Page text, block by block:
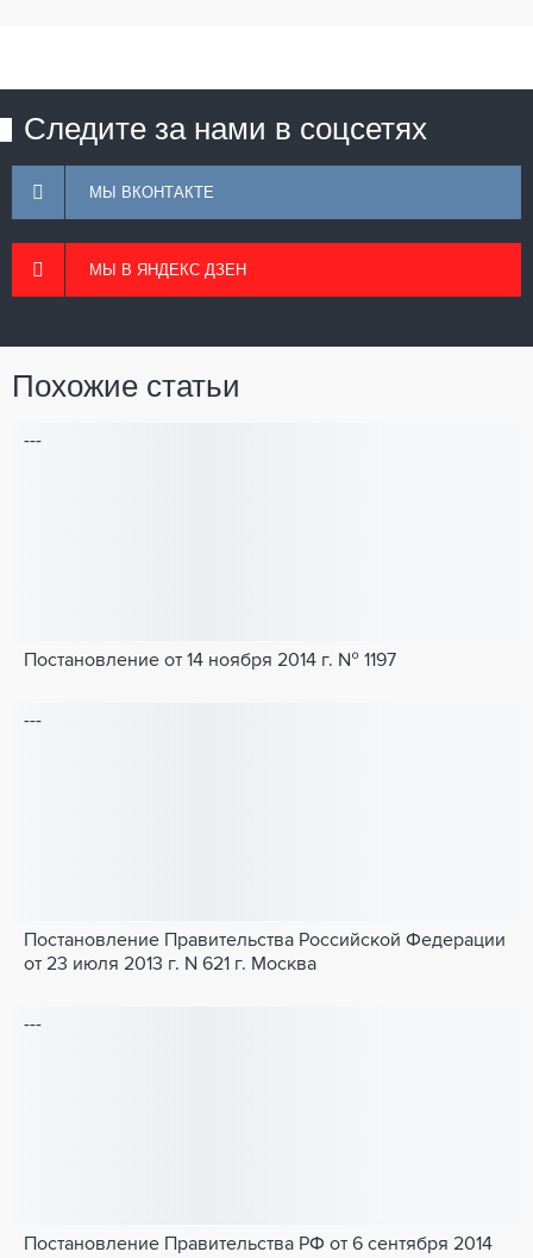
Следите за нами в соцсетях
МЫ ВКОНТАКТЕ
МЫ В ЯНДЕКС ДЗЕН
Похожие статьи
---
Постановление от 14 ноября 2014 г. № 1197
---
Постановление Правительства Российской Федерации
от 23 июля 2013 г. N 621 г. Москва
---
Постановление Правительства РФ от 6 сентября 2014